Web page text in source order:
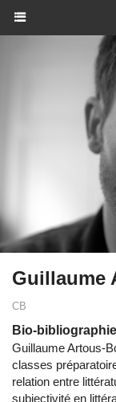
Guillaume
CB
Bio-bibliographie
Guillaume Artous-
classes
relation entre
subjectivité en